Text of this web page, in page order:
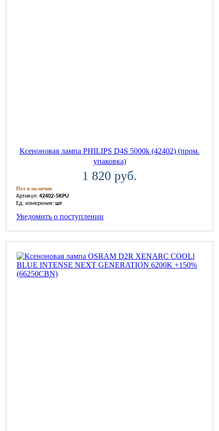
Ксеноновая лампа PHILIPS D4S 5000k (42402) (пром.
упаковка)
1 820 руб.
Нет в наличии
Артикул: 42402-5KPU
Ед. измерения: шт
Уведомить о поступлении